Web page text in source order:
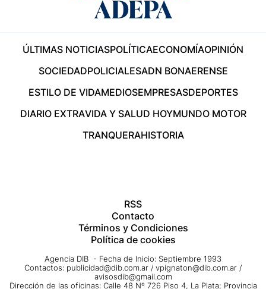
ÚLTIMAS NOTICIASPOLÍTICAECONOMÍAOPINIÓN
SOCIEDADPOLICIALESADN BONAERENSE
ESTILO DE VIDAMEDIOSEMPRESASDEPORTES
DIARIO EXTRAVIDA Y SALUD HOYMUNDO MOTOR
TRANQUERAHISTORIA
RSS
Contacto
Términos y Condiciones
Política de cookies
Agencia DIB - Fecha de Inicio: Septiembre 1993
Contactos: publicidad@dib.com.ar / vpignaton@dib.com.ar /
avisosdib@gmail.com
Dirección de las oficinas: Calle 48 Nº 726 Piso 4, La Plata; Provincia